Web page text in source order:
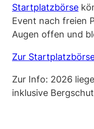
Startplatzbörse
Event nach freien
Augen offen und
Zur
Zur Info: 2026
inklusive